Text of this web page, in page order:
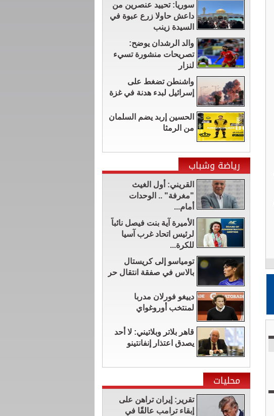
سوريا: تحييد عنصرين من
داعش حاولا زرع عبوة في
السيدة زينب
والد الرشدان يوضح:
تصريحات منشورة تسيء
لنزار
واشنطن تضغط على
إسرائيل لبدء هدنة في غزة
الحسين إربد يضم السلمان
من الرمثا
رياضة وشباب
القريني: أول الغيث
"مغرفة" .. الوحدات
أمام...
الأميرة آية بنت فيصل نائباً
لرئيس اتحاد غرب آسيا
للكرة...
تومياسو إلى كريستال
بالاس في صفقة انتقال حر
دييغو فورلان مدربا
لمنتخب أوروغواي
قاهر بلاتر وبلاتيني: لا أحد
يصدق اعتذار إنفانتينو
محليات
تقرير: إيران تراهن على
إبقاء ترامب عالقًا في